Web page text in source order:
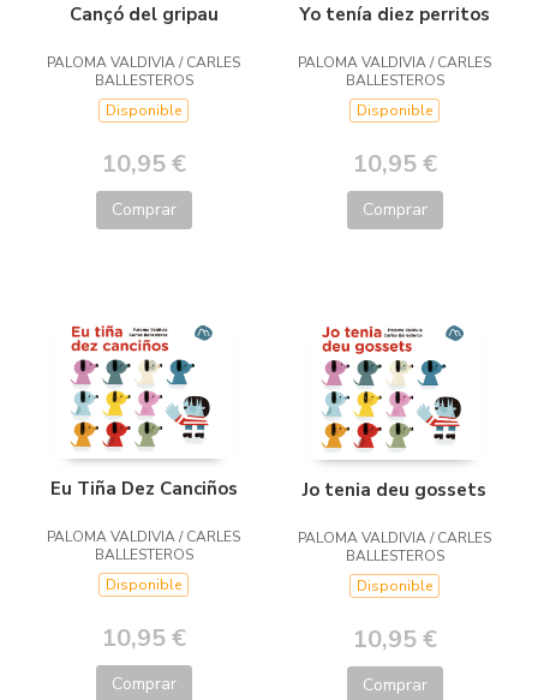
Cançó del gripau
PALOMA VALDIVIA / CARLES
BALLESTEROS
Disponible
10,95 €
Comprar
Yo tenía diez perritos
PALOMA VALDIVIA / CARLES
BALLESTEROS
Disponible
10,95 €
Comprar
Eu Tiña Dez Canciños
PALOMA VALDIVIA / CARLES
BALLESTEROS
Disponible
10,95 €
Comprar
Jo tenia deu gossets
PALOMA VALDIVIA / CARLES
BALLESTEROS
Disponible
10,95 €
Comprar